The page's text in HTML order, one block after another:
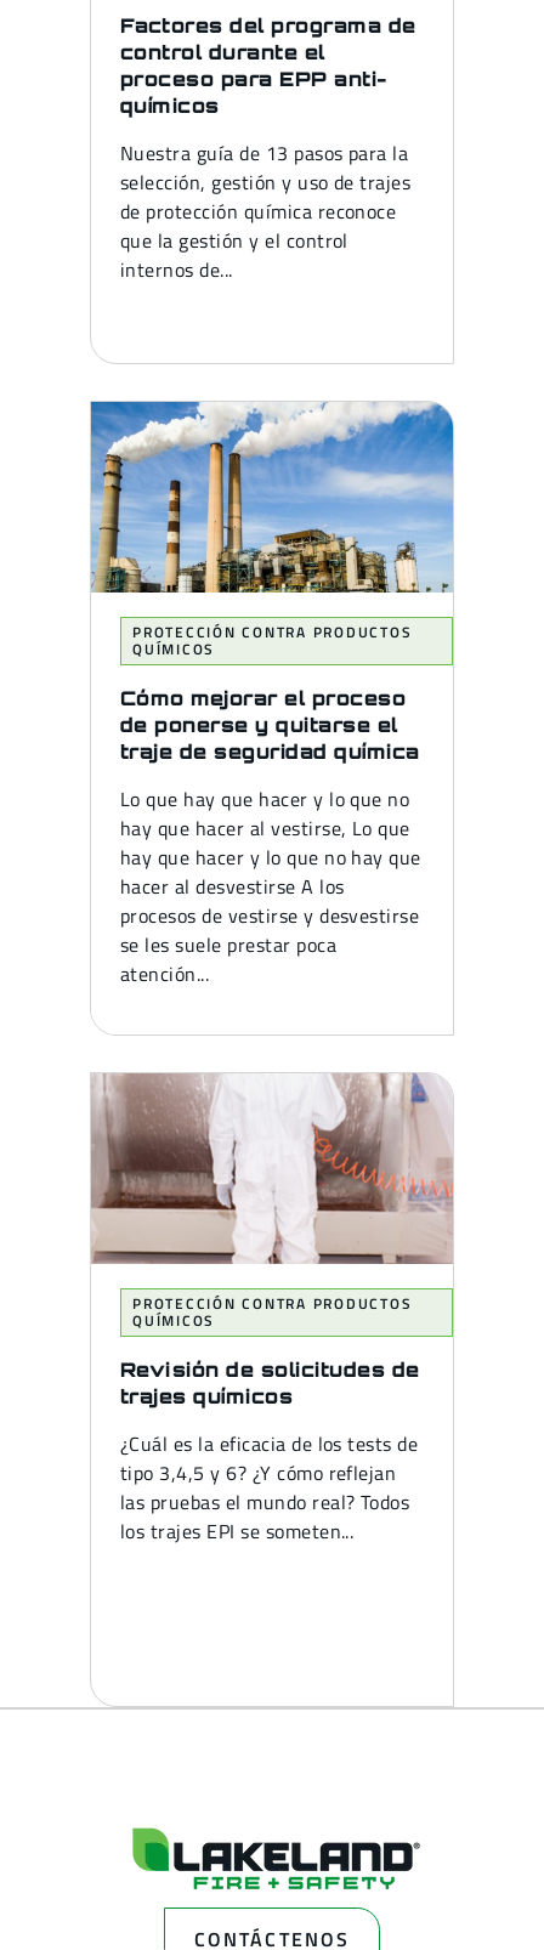
Factores del programa de
control durante el
proceso para EPP anti-
químicos
Nuestra guía de 13 pasos para la
selección, gestión y uso de trajes
de protección química reconoce
que la gestión y el control
internos de...
PROTECCIÓN CONTRA PRODUCTOS
QUÍMICOS
Cómo mejorar el proceso
de ponerse y quitarse el
traje de seguridad química
Lo que hay que hacer y lo que no
hay que hacer al vestirse, Lo que
hay que hacer y lo que no hay que
hacer al desvestirse A los
procesos de vestirse y desvestirse
se les suele prestar poca
atención...
PROTECCIÓN CONTRA PRODUCTOS
QUÍMICOS
Revisión de solicitudes de
trajes químicos
¿Cuál es la eficacia de los tests de
tipo 3,4,5 y 6? ¿Y cómo reflejan
las pruebas el mundo real? Todos
los trajes EPI se someten...
CONTÁCTENOS